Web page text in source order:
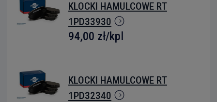
KLOCKI HAMULCOWE RT
1PD33930
94,00 zł/kpl
KLOCKI HAMULCOWE RT
1PD32340